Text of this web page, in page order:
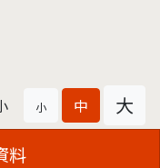
小 中 大
料